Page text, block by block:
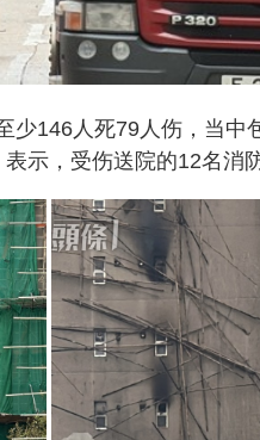
少146人死79人伤，当中
示，受伤送院的12名消